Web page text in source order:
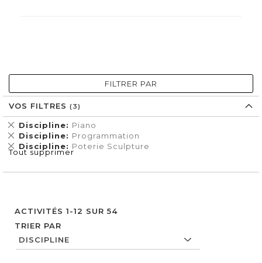
ACTIVITÉS 1-12 SUR 54
TRIER PAR
FILTRER PAR
VOS FILTRES
Discipline Piano
Supprimer
cet
Élément
Discipline Programmation
Supprimer
cet
Élément
Discipline Poterie Sculpture
Supprimer
cet
Tout supprimer